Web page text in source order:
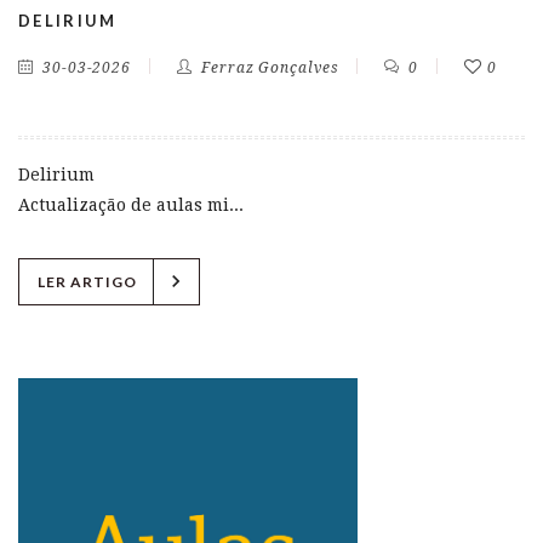
DELIRIUM
30-03-2026 Ferraz Gonçalves 0 0
Delirium
Actualização de aulas mi...
LER ARTIGO chevron_right